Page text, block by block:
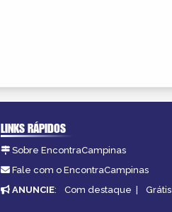
LINKS RÁPIDOS
Sobre EncontraCampinas
Fale com o EncontraCampinas
ANUNCIE: Com destaque | Grátis